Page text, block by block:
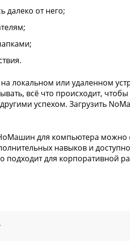
далеко от него;
локальном или удаленном
всё что происходит,
успехом. Загрузить
для компьютера можно
навыков и
подходит для корпоративной